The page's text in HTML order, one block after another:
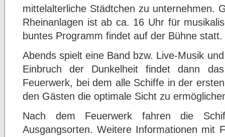
mittelalterliche Städtchen zu unternehmen.
Rheinanlagen ist ab ca. 16 Uhr für
buntes Programm findet auf der Bühne statt.
Abends spielt eine Band bzw. Live-Musik
Einbruch der Dunkelheit findet dann
Feuerwerk, bei dem alle Schiffe in der
den Gästen die optimale Sicht zu
Nach dem Feuerwerk fahren die
Ausgangsorten. Weitere Informationen mit